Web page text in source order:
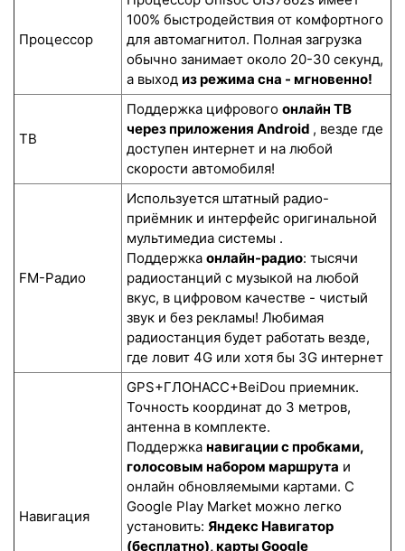
Процессор
100% быстродействия от комфортного
для автомагнитол. Полная загрузка
обычно занимает около 20-30 секунд,
а выход из режима сна - мгновенно!
ТВ
Поддержка цифрового онлайн ТВ
через приложения Android , везде где
доступен интернет и на любой
скорости автомобиля!
FM-Радио
Используется штатный радио-
приёмник и интерфейс оригинальной
мультимедиа системы .
Поддержка онлайн-радио: тысячи
радиостанций с музыкой на любой
вкус, в цифровом качестве - чистый
звук и без рекламы! Любимая
радиостанция будет работать везде,
где ловит 4G или хотя бы 3G интернет
Навигация
GPS+ГЛОНАСС+BeiDou приемник.
Точность координат до 3 метров,
антенна в комплекте.
Поддержка навигации с пробками,
голосовым набором маршрута и
онлайн обновляемыми картами. С
Google Play Market можно легко
установить: Яндекс Навигатор
(бесплатно), карты Google